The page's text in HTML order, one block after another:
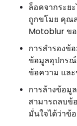
ล็อคจากระย
ถูกขโมย คุณ
Motoblur ข
การสำรองข้
ข้อมูลอุปกรณ์
ข้อความ แล
การล้างข้อมู
สามารถลบข้
มั่นใจได้ว่า